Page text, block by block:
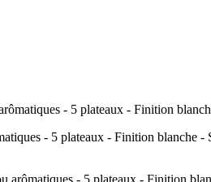
- 5 plateaux - Finition